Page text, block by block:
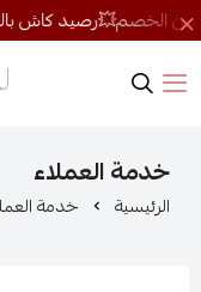
خدمة العملاء
الرئيسية خدمة